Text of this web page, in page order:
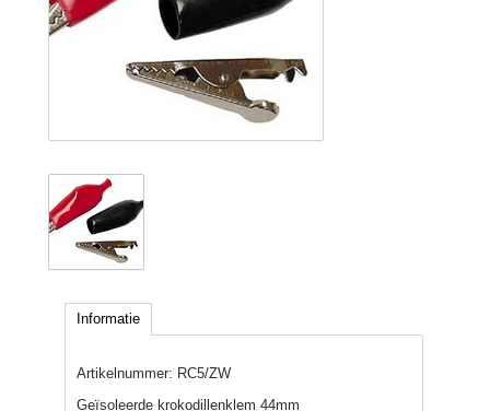
Informatie
Artikelnummer: RC5/ZW
Geïsoleerde krokodillenklem 44mm